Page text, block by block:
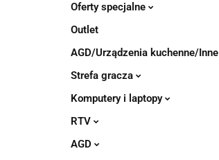
Oferty specjalne
Outlet
AGD/Urządzenia kuchenne/Inne
Strefa gracza
Komputery i laptopy
RTV
AGD